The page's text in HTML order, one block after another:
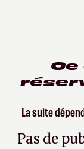
La suite
Pas de